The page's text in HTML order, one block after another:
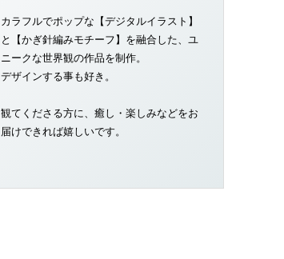
カラフルでポップな【デジタルイラスト】
と【かぎ針編みモチーフ】を融合した、ユ
ニークな世界観の作品を制作。
デザインする事も好き。
観てくださる方に、癒し・楽しみなどをお
届けできれば嬉しいです。